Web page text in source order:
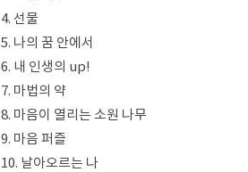
4. 선물
5. 나의 꿈 안에서
6. 내 인생의 up!
7. 마법의 약
8. 마음이 열리는 소원 나무
9. 마음 퍼즐
10. 날아오르는 나